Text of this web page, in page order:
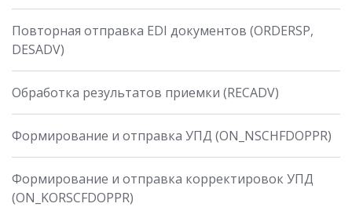
Повторная отправка EDI документов (ORDERSP,
DESADV)
Обработка результатов приемки (RECADV)
Формирование и отправка УПД (ON_NSCHFDOPPR)
Формирование и отправка корректировок УПД
(ON_KORSCFDOPPR)